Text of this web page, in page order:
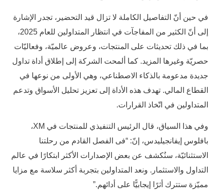
في حين أنّ التفاصيل الكاملة لا تزال قيد التحضير، تجدر الإشارة
إلى أنّ الكثير من المفاجآت في انتظار المتداولين للعام 2025،
بما في ذلك تحديثات على المنتجات، وعروض عالميّة، وفعاليّات
حصريّة وغيرها المزيد. كما ألمحت الشركة إلى إطلاق أداة تداول
جديدة مدعومة بالذكاء الاصطناعي، وهي الأولى من نوعها في
القطاع المالي. تهدف هذه الأداة إلى تعزيز تحليل الأسواق وتدعم
المتداولين في اتّخاذ القرارات.
وفي هذا السياق، قال الرئيس التنفيذي للمنتجات في XM،
بافلوس إيفانجيليدس، إنّ: “فى الفصل القادم من رحلتنا
الاستثنائيّة، سنُكشف عن بعض الإصدارات الأكثر ابتكارًا في عالم
التداول والاستثمار. ونعد المتداولين بتجربة أكثر سلاسة مع مزايا
مميّزة ستترك أثرًا إيجابيًّا على أدائهم.”